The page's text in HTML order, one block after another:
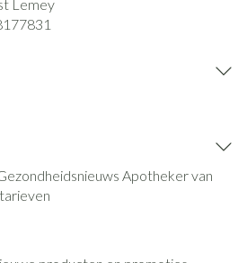
Lemey
Apotheker van